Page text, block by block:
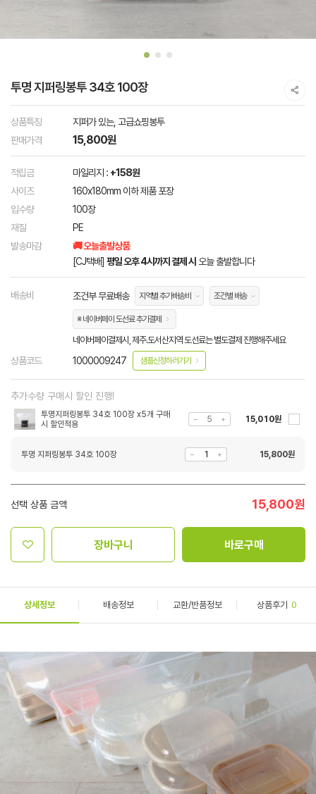
투명 지퍼링봉투 34호 100장
상품특징
지퍼가 있는, 고급쇼핑봉투
판매가격
15,800원
적립금 마일리지 : +158원
사이즈
160x180mm 이하 제품 포장
입수량
100장
재질
PE
발송마감
🚚 오늘출발상품
[CJ택배] 평일 오후 4시까지 결제 시 오늘 출발합니다
배송비 조건부 무료배송 지역별 추가배송비 조건별 배송
※ 네이버페이 도선료 추가결제
네이버페이결제시, 제주.도서산지역 도선료는 별도결제 진행해주세요
상품코드 1000009247 샘플신청하러가기
추가수량 구매시 할인 진행!
투명지퍼링봉투 34호 100장 x5개 구매
시 할인적용
15,010원
투명 지퍼링봉투 34호 100장 15,800원
선택 상품 금액 15,800원
장바구니 바로구매
상세정보 배송정보 교환/반품정보 상품후기 0